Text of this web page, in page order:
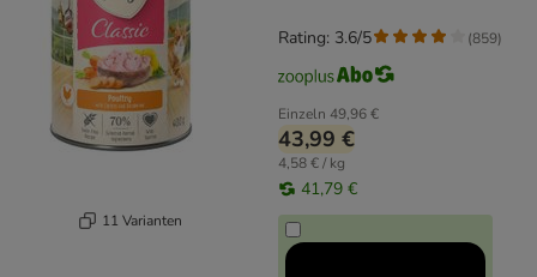
11 Varianten
Einzeln 49,96 €
43,99 €
4,58 € / kg
41,79 €
Rating: 3.6/5 (859)